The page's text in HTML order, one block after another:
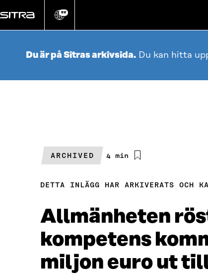
direkt
Ändra
språk
SV
Du är på Sitras arkivsida. Du kan hitta
ARCHIVED
Beräknad
4 min
DETTA INLÄGG HAR ARKIVERATS OCH
Allmänheten
kompetens
miljon euro ut